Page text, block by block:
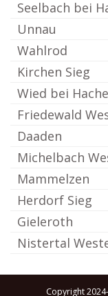
Seelbach bei
Unnau
Wahlrod
Kirchen Sieg
Wied bei
Friedewald
Daaden
Michelbach
Mammelzen
Herdorf Sieg
Gieleroth
Nistertal
Copyright